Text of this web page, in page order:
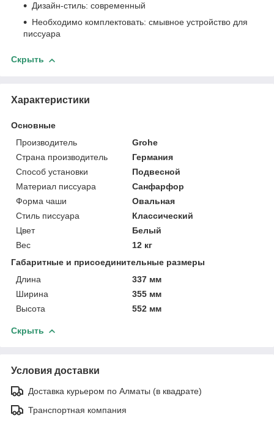
Дизайн-стиль: современный
Необходимо комплектовать: смывное устройство для
писсуара
Скрыть
Характеристики
Основные
Производитель
Grohe
Страна производитель
Германия
Способ установки
Подвесной
Материал писсуара
Санфарфор
Форма чаши
Овальная
Стиль писсуара
Классический
Цвет
Белый
Вес
12 кг
Габаритные и присоединительные размеры
Длина
337 мм
Ширина
355 мм
Высота
552 мм
Скрыть
Условия доставки
Доставка курьером по Алматы (в квадрате)
Транспортная компания